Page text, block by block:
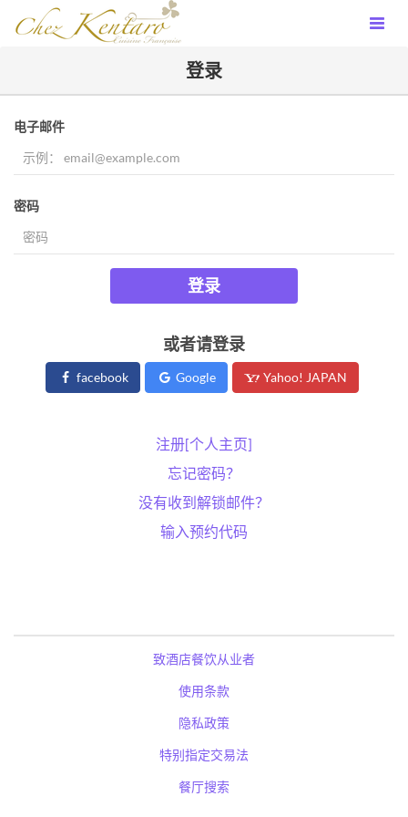
登录
电子邮件
密码
登录
或者请登录
facebook Google Yahoo! JAPAN
注册[个人主页]
忘记密码？
没有收到解锁邮件？
输入预约代码
致酒店餐饮从业者
使用条款
隐私政策
特别指定交易法
餐厅搜索